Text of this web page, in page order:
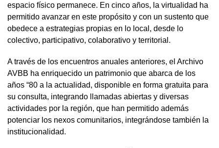
espacio físico permanece. En cinco años, la virtualidad ha
permitido avanzar en este propósito y con un sustento que
obedece a estrategias propias en lo local, desde lo
colectivo, participativo, colaborativo y territorial.
A través de los encuentros anuales anteriores, el Archivo
AVBB ha enriquecido un patrimonio que abarca de los
años “80 a la actualidad, disponible en forma gratuita para
su consulta, integrando llamadas abiertas y diversas
actividades por la región, que han permitido además
potenciar los nexos comunitarios, integrándose también la
institucionalidad.